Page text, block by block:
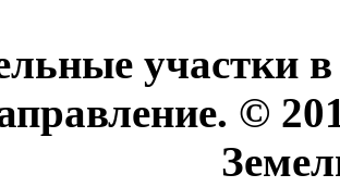
участки
©